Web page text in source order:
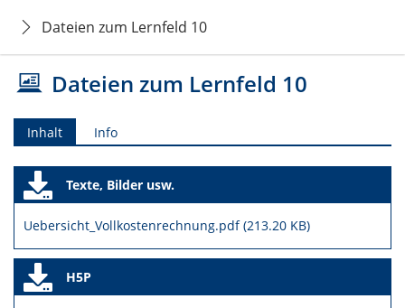
Dateien zum Lernfeld 10
Dateien zum Lernfeld 10
Inhalt Info
Texte, Bilder usw.
Uebersicht_Vollkostenrechnung.pdf (213.20 KB)
H5P